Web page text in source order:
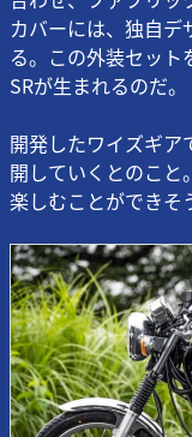
カバーには、独自
る。この外装セット
SRが生まれるのだ。
開発したワイズギア
開していくとのこと
楽しむことができそ